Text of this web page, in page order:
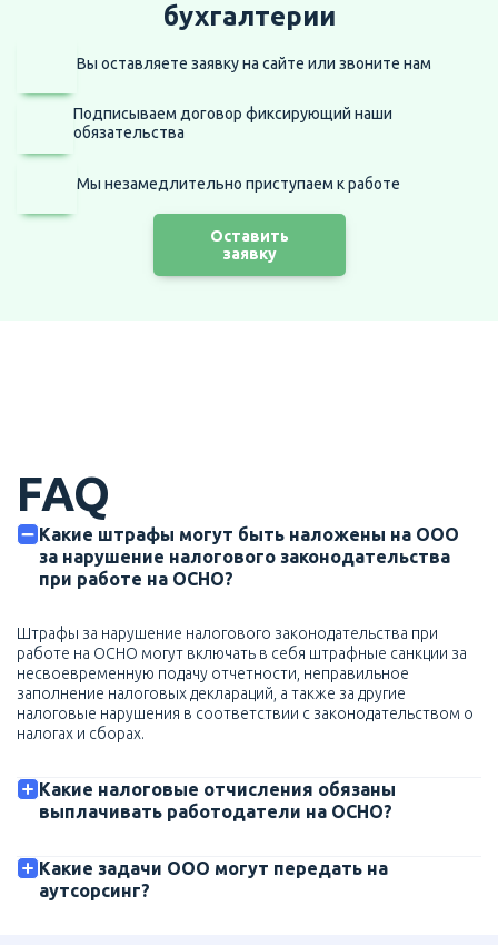
бухгалтерии
Вы оставляете заявку на сайте или звоните нам
Подписываем договор фиксирующий наши
обязательства
Мы незамедлительно приступаем к работе
Оставить
заявку
FAQ
Какие штрафы могут быть наложены на ООО
за нарушение налогового законодательства
при работе на ОСНО?
Штрафы за нарушение налогового законодательства при
работе на ОСНО могут включать в себя штрафные санкции за
несвоевременную подачу отчетности, неправильное
заполнение налоговых деклараций, а также за другие
налоговые нарушения в соответствии с законодательством о
налогах и сборах.
Какие налоговые отчисления обязаны
выплачивать работодатели на ОСНО?
Какие задачи ООО могут передать на
аутсорсинг?